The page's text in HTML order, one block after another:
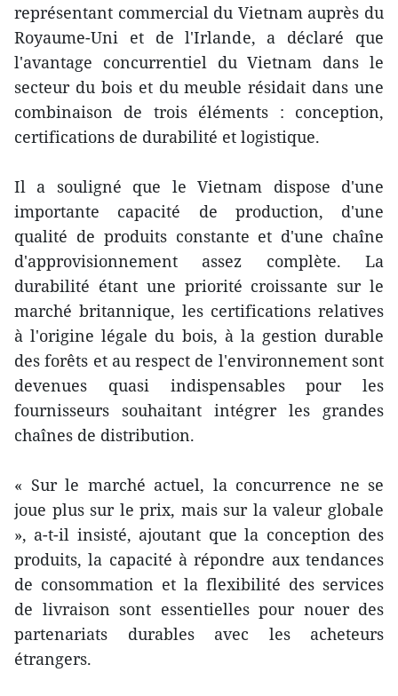
représentant commercial du Vietnam auprès du
Royaume-Uni et de l'Irlande, a déclaré que
l'avantage concurrentiel du Vietnam dans le
secteur du bois et du meuble résidait dans une
combinaison de trois éléments : conception,
certifications de durabilité et logistique.
Il a souligné que le Vietnam dispose d'une
importante capacité de production, d'une
qualité de produits constante et d'une chaîne
d'approvisionnement assez complète. La
durabilité étant une priorité croissante sur le
marché britannique, les certifications relatives
à l'origine légale du bois, à la gestion durable
des forêts et au respect de l'environnement sont
devenues quasi indispensables pour les
fournisseurs souhaitant intégrer les grandes
chaînes de distribution.
« Sur le marché actuel, la concurrence ne se
joue plus sur le prix, mais sur la valeur globale
», a-t-il insisté, ajoutant que la conception des
produits, la capacité à répondre aux tendances
de consommation et la flexibilité des services
de livraison sont essentielles pour nouer des
partenariats durables avec les acheteurs
étrangers.